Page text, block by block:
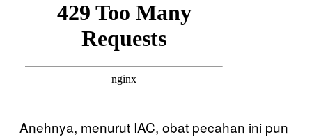
Anehnya, menurut IAC, obat pecahan ini pun